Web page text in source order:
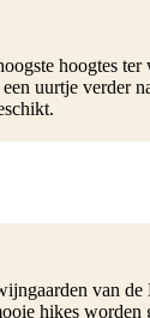
hoogtes ter
uurtje verder
van
hikes worden